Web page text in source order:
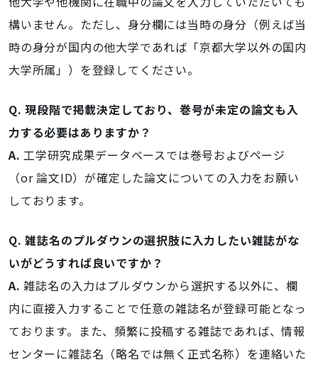
構いません。ただし、身分欄には当時の身分（例えば当
時の身分が国内の他大学であれば「京都大学以外の国内
大学所属」）を登録してください。
Q. 現段階で掲載決定しており、巻号が未定の論文も入
力する必要はありますか？
A. 工学研究成果データベースでは巻号およびページ
（or 論文ID）が確定した論文についての入力をお願い
しております。
Q. 雑誌名のプルダウンの選択肢に入力したい雑誌がな
いがどうすれば良いですか？
A. 雑誌名の入力はプルダウンから選択する以外に、欄
内に直接入力することで任意の雑誌名が登録可能となっ
ております。また、頻繁に投稿する雑誌であれば、情報
センターに雑誌名（略名では無く正式名称）を連絡いた